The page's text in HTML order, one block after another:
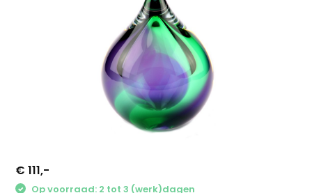
€ 111,-
Op voorraad: 2 tot 3 (werk)dagen